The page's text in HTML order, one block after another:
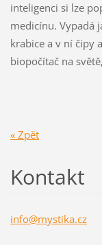
inteligenci si lze
medicínu. Vypadá
krabice a v ní čipy
biopočítač na
« Zpět
Kontakt
info@mystika.cz